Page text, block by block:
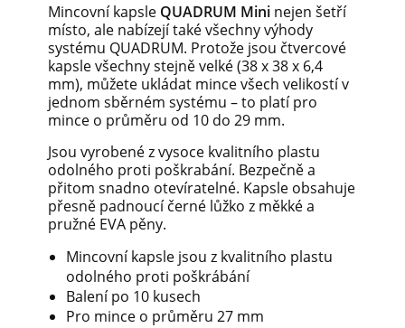
Mincovní kapsle QUADRUM Mini nejen šetří
místo, ale nabízejí také všechny výhody
systému QUADRUM. Protože jsou čtvercové
kapsle všechny stejně velké (38 x 38 x 6,4
mm), můžete ukládat mince všech velikostí v
jednom sběrném systému – to platí pro
mince o průměru od 10 do 29 mm.
Jsou vyrobené z vysoce kvalitního plastu
odolného proti poškrabání. Bezpečně a
přitom snadno otevíratelné. Kapsle obsahuje
přesně padnoucí černé lůžko z měkké a
pružné EVA pěny.
Mincovní kapsle jsou z kvalitního plastu
odolného proti poškrábání
Balení po 10 kusech
Pro mince o průměru 27 mm